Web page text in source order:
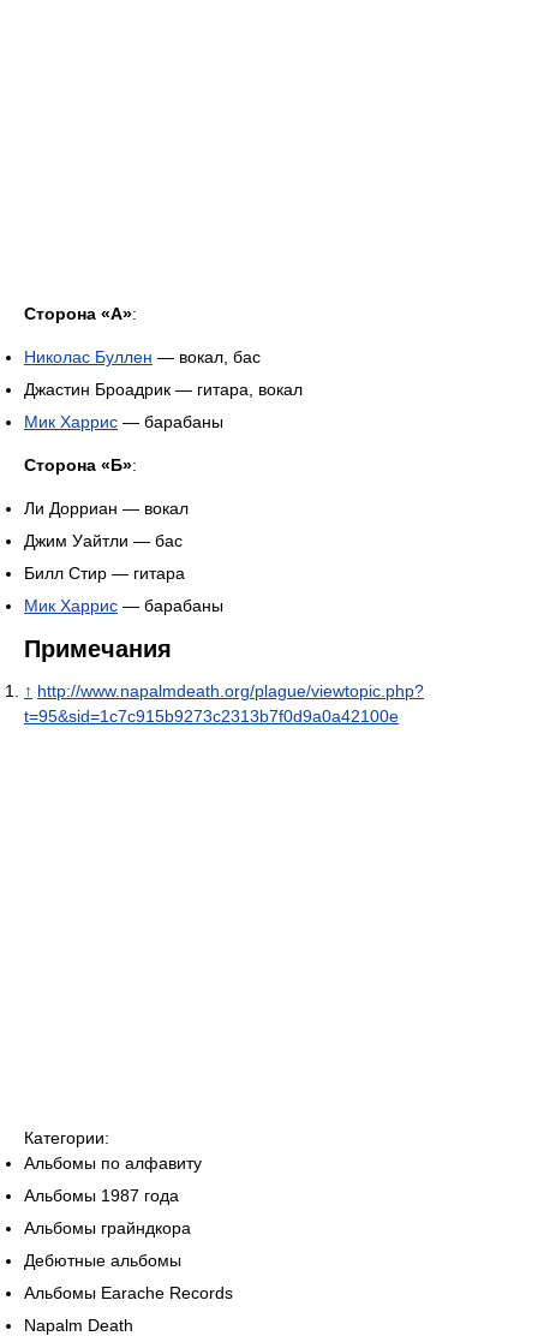
Сторона «А»:
Николас Буллен — вокал, бас
Джастин Броадрик — гитара, вокал
Мик Харрис — барабаны
Сторона «Б»:
Ли Дорриан — вокал
Джим Уайтли — бас
Билл Стир — гитара
Мик Харрис — барабаны
Примечания
↑ http://www.napalmdeath.org/plague/viewtopic.php?
t=95&sid=1c7c915b9273c2313b7f0d9a0a42100e
Категории:
Альбомы по алфавиту
Альбомы 1987 года
Альбомы грайндкора
Дебютные альбомы
Альбомы Earache Records
Napalm Death